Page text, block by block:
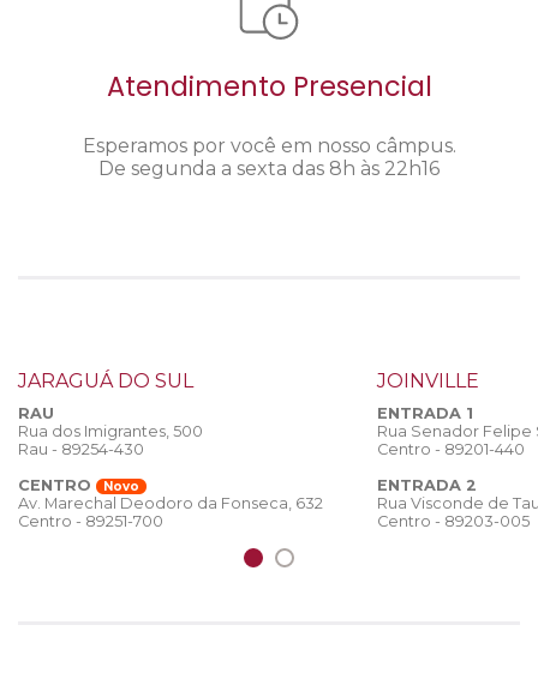
Atendimento Presencial
Esperamos por você em nosso câmpus.
De segunda a sexta das 8h às 22h16
JARAGUÁ DO SUL
RAU
Rua dos Imigrantes, 500
Rau - 89254-430
CENTRO
Novo
Av. Marechal Deodoro da Fonseca, 632
Centro - 89251-700
JOINVILLE
ENTRADA 1
Rua Senador
Centro - 89201-440
ENTRADA 2
Rua Visconde de
Centro - 89203-005